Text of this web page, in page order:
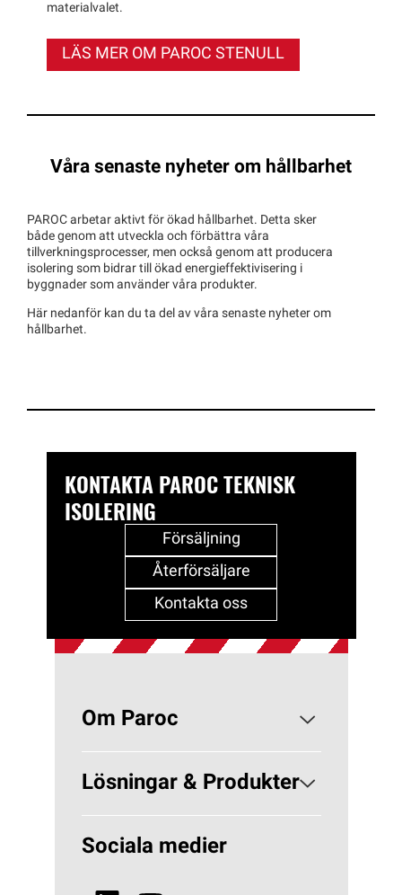
materialvalet.
LÄS MER OM PAROC STENULL
Våra senaste nyheter om hållbarhet
PAROC arbetar aktivt för ökad hållbarhet. Detta sker
både genom att utveckla och förbättra våra
tillverkningsprocesser, men också genom att producera
isolering som bidrar till ökad energieffektivisering i
byggnader som använder våra produkter.
Här nedanför kan du ta del av våra senaste nyheter om
hållbarhet.
KONTAKTA PAROC TEKNISK
ISOLERING
Försäljning
Återförsäljare
Kontakta oss
Om Paroc
Om PAROC
Varför Stenull?
Hållbarhet
Lösningar & Produkter
Lösningar Byggisolering
Sociala medier